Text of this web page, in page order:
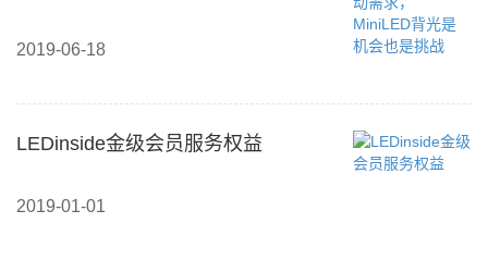
2019-06-18
LEDinside金级会员服务权益
2019-01-01